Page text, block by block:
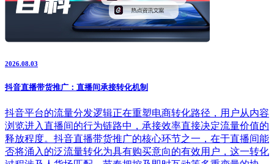
2026.08.03
抖音直播带货推广：直播间承接转化机制
抖音平台的流量分发逻辑正在重塑电商转化路径，用户从内容
浏览进入直播间的行为链路中，承接效率直接决定流量价值的
释放程度。抖音直播带货推广的核心环节之一，在于直播间能
否将涌入的泛流量转化为具有购买意向的有效用户，这一转化